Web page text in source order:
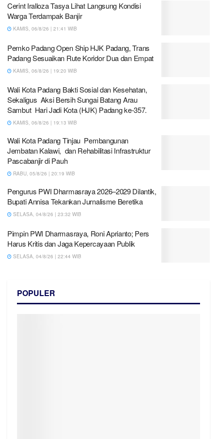
Cerint Iralloza Tasya Lihat Langsung Kondisi
Warga Terdampak Banjir
KAMIS, 06/8/26 | 21:41 WIB
Pemko Padang Open Ship HJK Padang, Trans
Padang Sesuaikan Rute Koridor Dua dan Empat
KAMIS, 06/8/26 | 19:20 WIB
Wali Kota Padang Bakti Sosial dan Kesehatan,
Sekaligus Aksi Bersih Sungai Batang Arau
Sambut Hari Jadi Kota (HJK) Padang ke-357.
KAMIS, 06/8/26 | 19:13 WIB
Wali Kota Padang Tinjau Pembangunan
Jembatan Kalawi, dan Rehabilitasi Infrastruktur
Pascabanjir di Pauh
RABU, 05/8/26 | 20:19 WIB
Pengurus PWI Dharmasraya 2026–2029 Dilantik,
Bupati Annisa Tekankan Jurnalisme Beretika
SELASA, 04/8/26 | 23:32 WIB
Pimpin PWI Dharmasraya, Roni Aprianto; Pers
Harus Kritis dan Jaga Kepercayaan Publik
SELASA, 04/8/26 | 22:44 WIB
POPULER